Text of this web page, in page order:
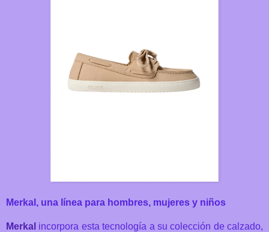
Merkal, una línea para hombres, mujeres y niños
Merkal incorpora esta tecnología a su colección de calzado,